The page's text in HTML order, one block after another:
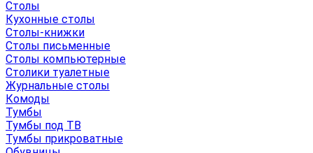
Столы
Кухонные столы
Столы-книжки
Столы письменные
Столы компьютерные
Столики туалетные
Журнальные столы
Комоды
Тумбы
Тумбы под ТВ
Тумбы прикроватные